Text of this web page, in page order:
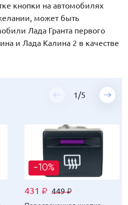
кнопки на автомобилях
может быть
Лада Гранта первого
и Лада Калина 2 в качестве
1 /5
-10%
431 ₽ 449₽
1 /5
-12%
315 ₽ 329₽
1 /5
-9%
527 ₽ 549₽
1 /5
-11%
344 ₽ 359₽
1 /5
-13%
278 ₽ 290₽